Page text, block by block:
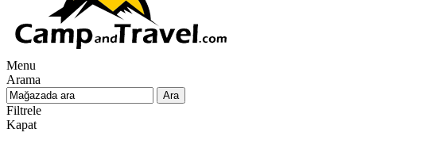
Menu
Arama
Filtrele
Kapat